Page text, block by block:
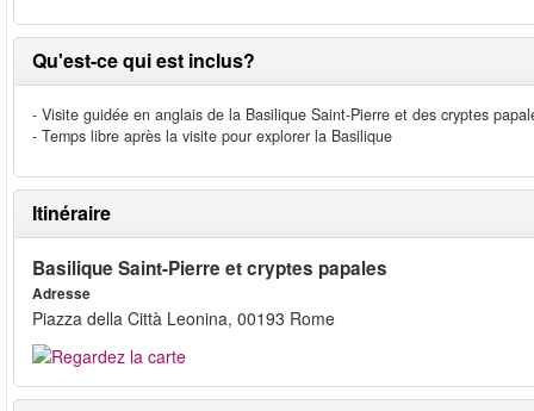
Qu'est-ce qui est inclus?
- Visite guidée en anglais de la Basilique Saint-Pierre et des cryptes
- Temps libre après la visite pour explorer la Basilique
Itinéraire
Basilique Saint-Pierre et cryptes papales
Adresse
Piazza della Città Leonina, 00193 Rome